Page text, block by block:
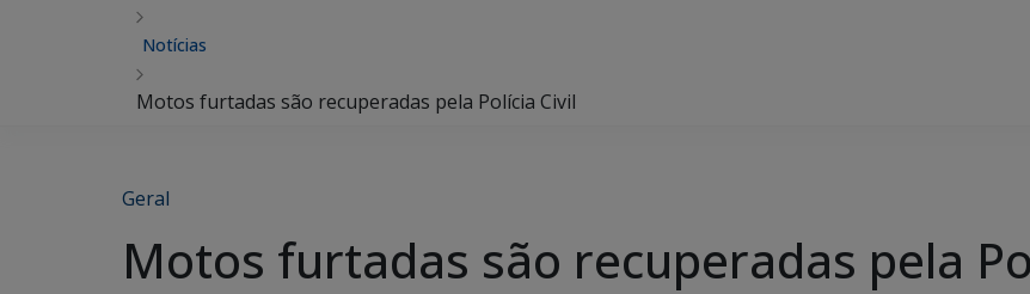
Notícias
Motos furtadas são recuperadas pela Polícia Civil
Geral
Motos furtadas são recuperadas pela